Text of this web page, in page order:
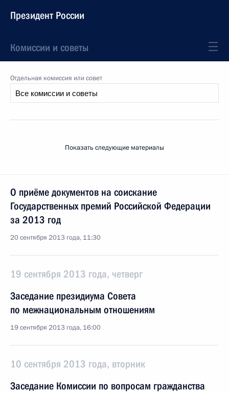
Президент России
Комиссии и советы
Отдельная комиссия или совет
Показать следующие материалы
О приёме документов на соискание
Государственных премий Российской Федерации
за 2013 год
20 сентября 2013 года, 11:30
19 сентября 2013 года, четверг
Заседание президиума Совета
по межнациональным отношениям
19 сентября 2013 года, 16:00
10 сентября 2013 года, вторник
Заседание Комиссии по вопросам гражданства